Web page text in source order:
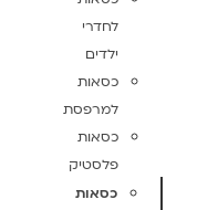
לחדרי
ילדים
כסאות
למרפסת
כסאות
פלסטיק
כסאות